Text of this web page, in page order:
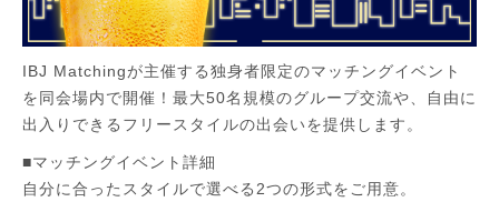
IBJ Matchingが主催する独身者限定のマッチングイベント
を同会場内で開催！最大50名規模のグループ交流や、自由に
出入りできるフリースタイルの出会いを提供します。
■マッチングイベント詳細
自分に合ったスタイルで選べる2つの形式をご用意。